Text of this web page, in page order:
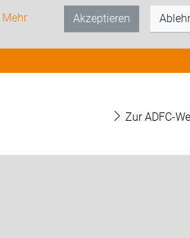
Mehr
Akzeptieren
Zur ADFC-